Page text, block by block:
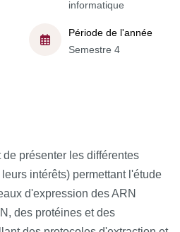
informatique
Période de l'année
Semestre 4
présenter les différentes
intérêts) permettant l'étude
d'expression des ARN
des protéines et des